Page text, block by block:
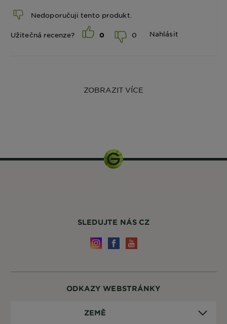
Nedoporučuji tento produkt.
Užitečná recenze? 0 0 Nahlásit
ZOBRAZIT VÍCE
ODKAZY WEBSTRÁNKY
ZEMĚ
SLEDUJTE NÁS CZ